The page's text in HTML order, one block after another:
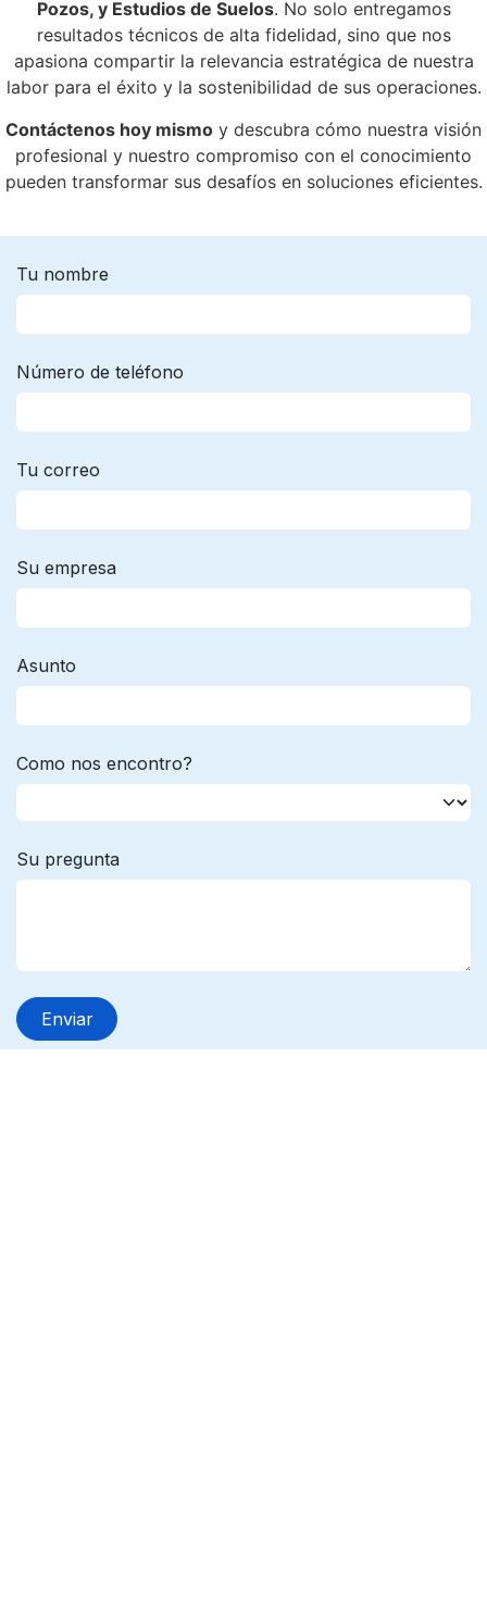
Pozos, y Estudios de Suelos. No solo entregamos
resultados técnicos de alta fidelidad, sino que nos
apasiona compartir la relevancia estratégica de nuestra
labor para el éxito y la sostenibilidad de sus operaciones.
Contáctenos hoy mismo y descubra cómo nuestra visión
profesional y nuestro compromiso con el conocimiento
pueden transformar sus desafíos en soluciones eficientes.